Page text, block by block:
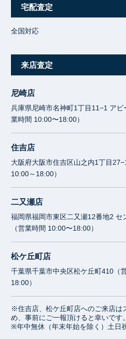
宅配査定
全国対応
来店査定
尼崎店
兵庫県尼崎市名神町1丁目11−1 ア
業時間 10:00〜18:00）
住吉店
大阪府大阪市住吉区山之内1丁目
10:00～18:00）
二又瀬店
福岡県福岡市東区二又瀬12番地2 セ
（営業時間 10:00〜18:00）
松ケ丘町店
千葉県千葉市中央区松ケ丘町410（
18:00）
※住吉店、松ケ丘町店へのご来店は
め、事前にご一報頂けると幸いです。
※年中無休（年末年始を除く）土日